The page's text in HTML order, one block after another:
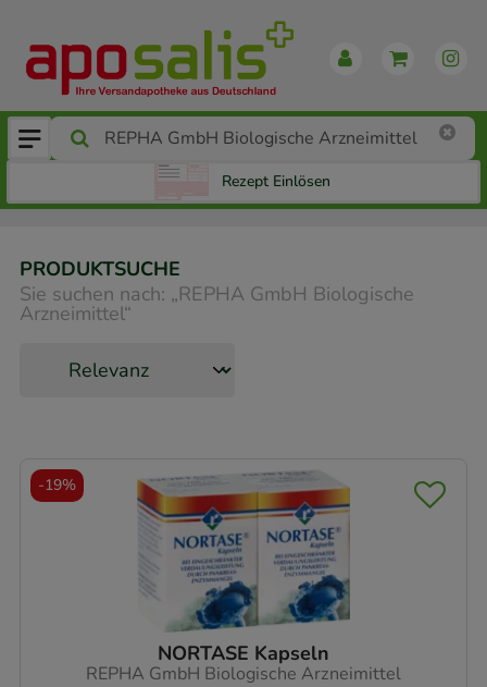
Rezept Einlösen
PRODUKTSUCHE
Sie suchen nach: „REPHA GmbH Biologische
Arzneimittel“
NORTASE Kapseln
REPHA GmbH Biologische Arzneimittel
-19%